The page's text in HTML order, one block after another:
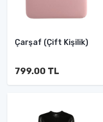
Çarşaf (Çift Kişilik)
799.00 TL